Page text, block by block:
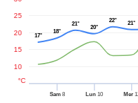
en
les
:
Sam8 Lun 10 Mer
10
15
20
25
°C
17°
18°
21°
20°
22° 21°